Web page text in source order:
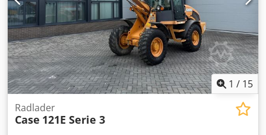
1 / 15
Radlader
Case 121E Serie 3